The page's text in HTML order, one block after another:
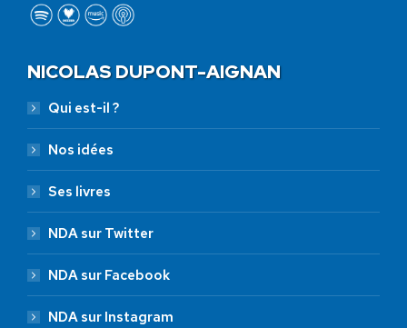
NICOLAS DUPONT-AIGNAN
Qui est-il ?
Nos idées
Ses livres
NDA sur Twitter
NDA sur Facebook
NDA sur Instagram